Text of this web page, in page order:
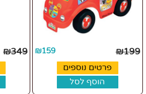
₪199
₪159
פרטים נוספים
הוסף לסל
₪349